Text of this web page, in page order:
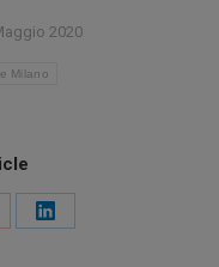
2020
Milano
Condividi